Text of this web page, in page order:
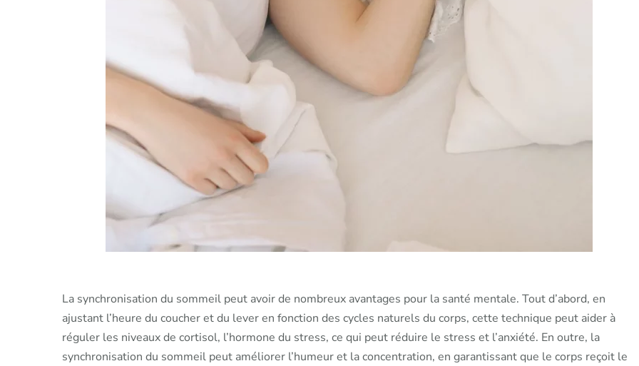
La synchronisation du sommeil peut avoir de nombreux avantages pour la santé mentale. Tout d’abord, en
ajustant l’heure du coucher et du lever en fonction des cycles naturels du corps, cette technique peut aider à
réguler les niveaux de cortisol, l’hormone du stress, ce qui peut réduire le stress et l’anxiété. En outre, la
synchronisation du sommeil peut améliorer l’humeur et la concentration, en garantissant que le corps reçoit le